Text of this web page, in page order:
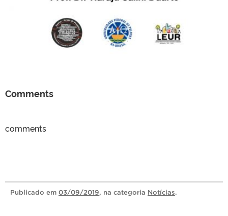
Comments
comments
Publicado em 03/09/2019, na categoria Notícias.